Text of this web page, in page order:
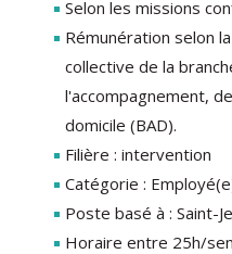
Selon les missions
Rémunération selon
collective de la
l'accompagnement,
domicile (BAD).
Filière : intervention
Catégorie :
Poste basé à : Saint-
Horaire entre 25h/